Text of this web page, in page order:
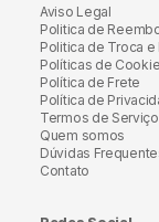
Aviso Legal
Politica de
Politica de Troca
Políticas de Cookie
Política de Frete
Política de
Termos de Serviço
Quem somos
Dúvidas
Contato